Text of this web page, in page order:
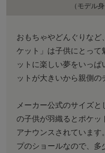
（モデル
おもちゃやどんぐりな
ケット」は子供にとっ
ットに楽しい夢をいっ
ットが大きいから親側
メーカー公式のサイズ
の子供が羽織るとポケッ
アナウンスされていま
プのショールなので、